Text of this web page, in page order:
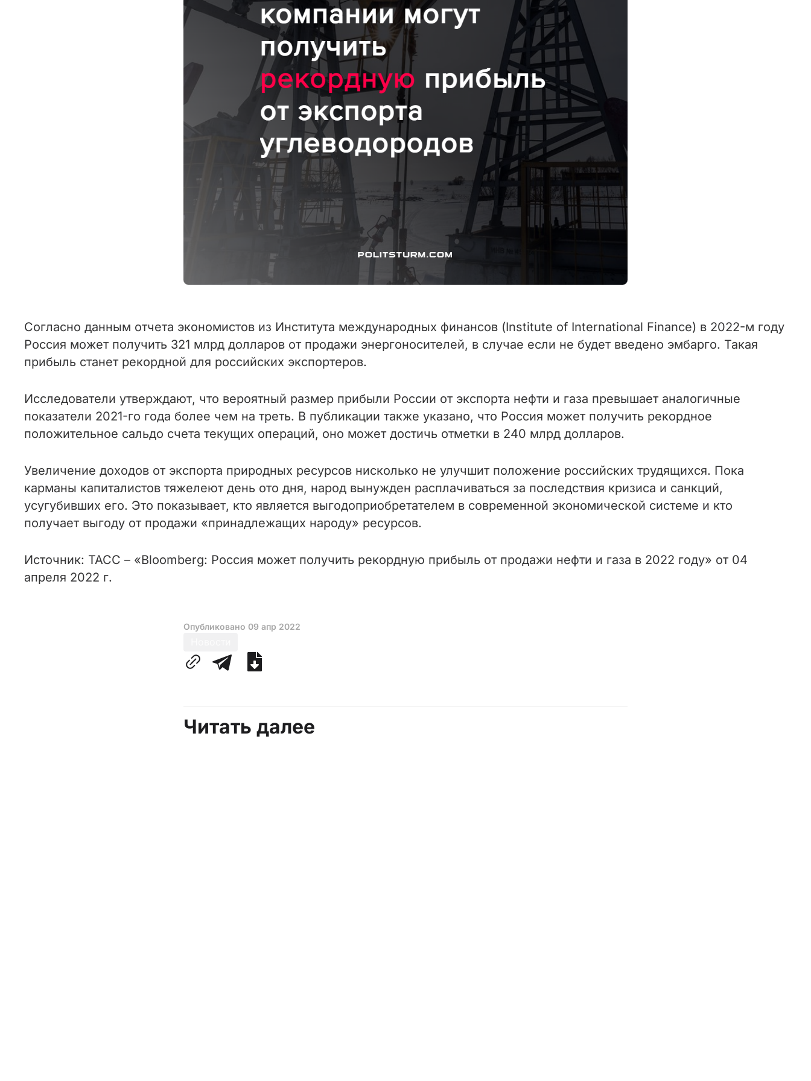
Согласно данным отчета экономистов из Института международных финансов (Institute of International Finance) в 2022-м году
Россия может получить 321 млрд долларов от продажи энергоносителей, в случае если не будет введено эмбарго. Такая
прибыль станет рекордной для российских экспортеров.
Исследователи утверждают, что вероятный размер прибыли России от экспорта нефти и газа превышает аналогичные
показатели 2021-го года более чем на треть. В публикации также указано, что Россия может получить рекордное
положительное сальдо счета текущих операций, оно может достичь отметки в 240 млрд долларов.
Увеличение доходов от экспорта природных ресурсов нисколько не улучшит положение российских трудящихся. Пока
карманы капиталистов тяжелеют день ото дня, народ вынужден расплачиваться за последствия кризиса и санкций,
усугубивших его. Это показывает, кто является выгодоприобретателем в современной экономической системе и кто
получает выгоду от продажи «принадлежащих народу» ресурсов.
Источник: ТАСС – «Bloomberg: Россия может получить рекордную прибыль от продажи нефти и газа в 2022 году» от 04
апреля 2022 г.
Опубликовано 09 апр 2022
Читать далее